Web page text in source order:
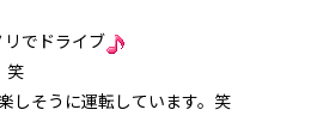
でドライブ
笑
しそうに運転しています。笑